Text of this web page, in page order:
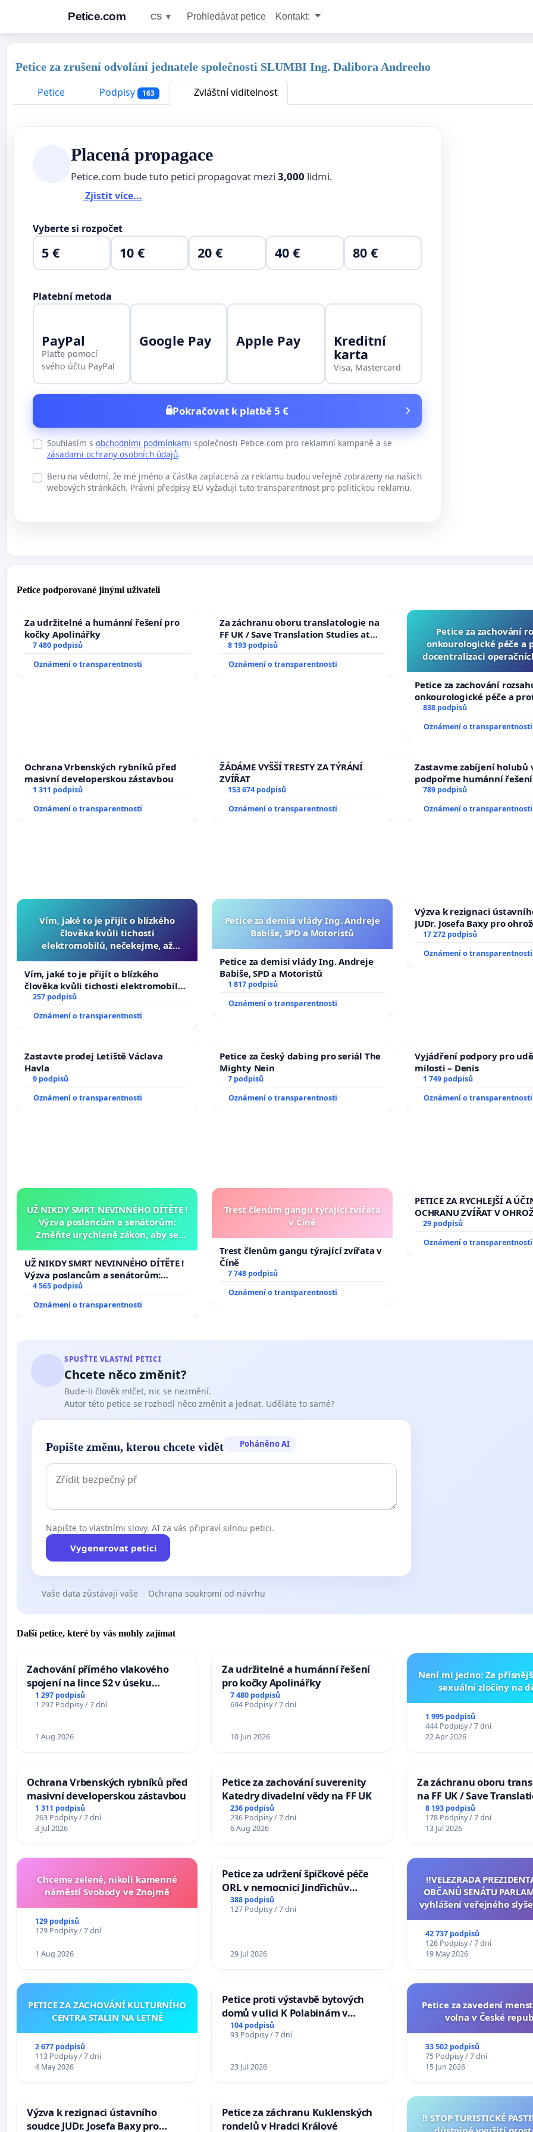
Petice.com CS ▼ Prohledávat petice Kontakt:
Petice za zrušení odvolání jednatele společnosti SLUMBI Ing. Dalibora Andreeho
Petice
Podpisy 163 Zvláštní viditelnost
Placená propagace
Petice.com bude tuto petici propagovat mezi 3,000 lidmi.
Zjistit více...
Vyberte si rozpočet
5 € 10 € 20 € 40 € 80 €
Platební metoda
PayPal
Plaťte pomocí
svého účtu PayPal
Google Pay Apple Pay Kreditní
karta
Visa, Mastercard
Pokračovat k platbě 5 €
Souhlasím s obchodními podmínkami společnosti Petice.com pro reklamní kampaně a se
zásadami ochrany osobních údajů.
Beru na vědomí, že mé jméno a částka zaplacená za reklamu budou veřejně zobrazeny na našich
webových stránkách. Právní předpisy EU vyžadují tuto transparentnost pro politickou reklamu.
Petice podporované jinými uživateli
Za udržitelné a humánní řešení pro
kočky Apolinářky
7 480 podpisů
Oznámení o transparentnosti
Za záchranu oboru translatologie na
FF UK / Save Translation Studies at
the Faculty of Arts, Charles
8 193 podpisů
Oznámení o transparentnosti
Petice za zachování
onkourologické péče a
docentralizaci
Petice za zachování
onkourologické péče a
docentralizaci operačních
838 podpisů
Oznámení o transparentnosti
Ochrana Vrbenských rybníků před
masivní developerskou zástavbou
1 311 podpisů
Oznámení o transparentnosti
ŽÁDÁME VYŠŠÍ TRESTY ZA TÝRÁNÍ
ZVÍŘAT
153 674 podpisů
Oznámení o transparentnosti
Zastavme zabíjení holubů
podpořme humánní řešení
789 podpisů
Oznámení o transparentnosti
Vím, jaké to je přijít o blízkého
člověka kvůli tichosti
elektromobilů, nečekejme, až
auta!
Vím, jaké to je přijít o blízkého
člověka kvůli tichosti elektromobilů,
nečekejme, až přibydou další,
257 podpisů
Oznámení o transparentnosti
Petice za demisi vlády Ing. Andreje
Babiše, SPD a Motoristů
Petice za demisi vlády Ing. Andreje
Babiše, SPD a Motoristů
1 817 podpisů
Oznámení o transparentnosti
Výzva k rezignaci
JUDr. Josefa Baxy pro
ve spravedlivý proces
17 272 podpisů
Oznámení o transparentnosti
Zastavte prodej Letiště Václava
Havla
9 podpisů
Oznámení o transparentnosti
Petice za český dabing pro seriál The
Mighty Nein
7 podpisů
Oznámení o transparentnosti
Vyjádření podpory pro
milosti – Denis
1 749 podpisů
Oznámení o transparentnosti
UŽ NIKDY SMRT NEVINNÉHO DÍTĚTE !
Výzva poslancům a senátorům:
Změňte urychleně zákon, aby se
opakovat!
UŽ NIKDY SMRT NEVINNÉHO DÍTĚTE !
Výzva poslancům a senátorům:
Změňte urychleně zákon, aby se
opakovat!
4 565 podpisů
Oznámení o transparentnosti
Trest členům gangu týrající zvířata
v Číně
Trest členům gangu týrající zvířata v
Číně
7 748 podpisů
Oznámení o transparentnosti
PETICE ZA RYCHLEJŠÍ A
OCHRANU ZVÍŘAT V
29 podpisů
Oznámení o transparentnosti
SPUSŤTE VLASTNÍ PETICI
Chcete něco změnit?
Bude-li člověk mlčet, nic se nezmění.
Autor této petice se rozhodl něco změnit a jednat. Uděláte to samé?
Popište změnu, kterou chcete vidět Poháněno AI
Napište to vlastními slovy. AI za vás připraví silnou petici.
Vygenerovat petici
Vaše data zůstávají vaše Ochrana soukromí od návrhu
Další petice, které by vás mohly zajímat
Zachování přímého vlakového
spojení na lince S2 v úseku
Ostrava – Bohumín – Karviná –
Mosty u Jablunkova
1 297 podpisů
1 297 Podpisy / 7 dní
1 Aug 2026
Za udržitelné a humánní řešení
pro kočky Apolinářky
7 480 podpisů
694 Podpisy / 7 dní
10 Jun 2026
Není mi jedno: Za
sexuální zločiny na
1 995 podpisů
444 Podpisy / 7 dní
22 Apr 2026
Ochrana Vrbenských rybníků před
masivní developerskou zástavbou
1 311 podpisů
263 Podpisy / 7 dní
3 Jul 2026
Petice za zachování suverenity
Katedry divadelní vědy na FF UK
236 podpisů
236 Podpisy / 7 dní
6 Aug 2026
Za záchranu oboru
na FF UK / Save
Studies at the Faculty of
Charles University
8 193 podpisů
178 Podpisy / 7 dní
13 Jul 2026
Chceme zelené, nikoli kamenné
náměstí Svobody ve Znojmě
129 podpisů
129 Podpisy / 7 dní
1 Aug 2026
Petice za udržení špičkové péče
ORL v nemocnici Jindřichův
Hradec
388 podpisů
127 Podpisy / 7 dní
29 Jul 2026
‼️VELEZRADA
OBČANŮ SENÁTU
vyhlášení veřejného
na přijetí usnesení k
žaloby na prezidenta
42 737 podpisů
126 Podpisy / 7 dní
19 May 2026
PETICE ZA ZACHOVÁNÍ KULTURNÍHO
CENTRA STALIN NA LETNÉ
2 677 podpisů
113 Podpisy / 7 dní
4 May 2026
Petice proti výstavbě bytových
domů v ulici K Polabinám v
Pardubicích
104 podpisů
93 Podpisy / 7 dní
23 Jul 2026
Petice za zavedení
volna v České
33 502 podpisů
75 Podpisy / 7 dní
15 Jun 2026
Výzva k rezignaci ústavního
soudce JUDr. Josefa Baxy pro
Petice za záchranu Kuklenských
rondelů v Hradci Králové
‼️ STOP TURISTICKÉ